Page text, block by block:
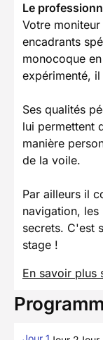
Le
Votre
encadrants
monocoque
expérimenté,
Ses qualités
lui permettent
manière
de la voile.
Par ailleurs il
navigation,
secrets. C'est
stage !
En savoir plus